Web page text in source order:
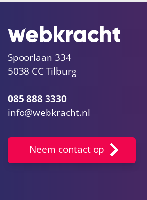
Spoorlaan 334
5038 CC Tilburg
085 888 3330
info@webkracht.nl
Neem contact op